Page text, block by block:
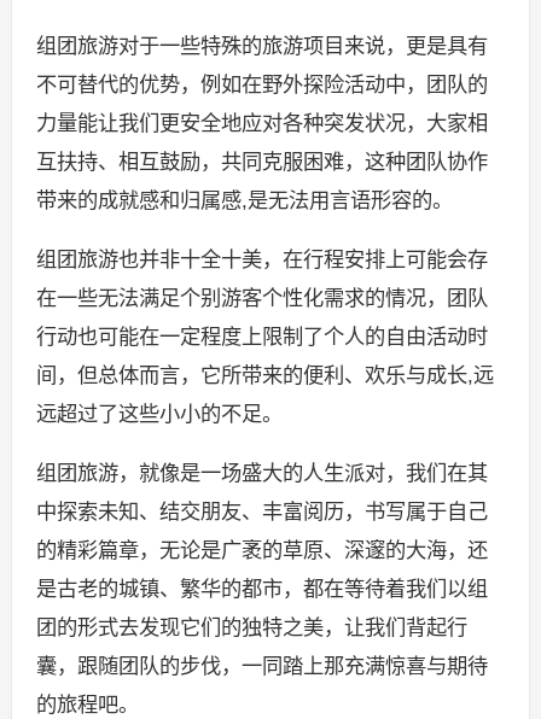
组团旅游对于一些特殊的旅游项目来说，更是具有
不可替代的优势，例如在野外探险活动中，团队的
力量能让我们更安全地应对各种突发状况，大家相
互扶持、相互鼓励，共同克服困难，这种团队协作
带来的成就感和归属感,是无法用言语形容的。
组团旅游也并非十全十美，在行程安排上可能会存
在一些无法满足个别游客个性化需求的情况，团队
行动也可能在一定程度上限制了个人的自由活动时
间，但总体而言，它所带来的便利、欢乐与成长,远
远超过了这些小小的不足。
组团旅游，就像是一场盛大的人生派对，我们在其
中探索未知、结交朋友、丰富阅历，书写属于自己
的精彩篇章，无论是广袤的草原、深邃的大海，还
是古老的城镇、繁华的都市，都在等待着我们以组
团的形式去发现它们的独特之美，让我们背起行
囊，跟随团队的步伐，一同踏上那充满惊喜与期待
的旅程吧。